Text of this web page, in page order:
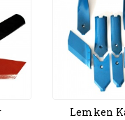
Lemken